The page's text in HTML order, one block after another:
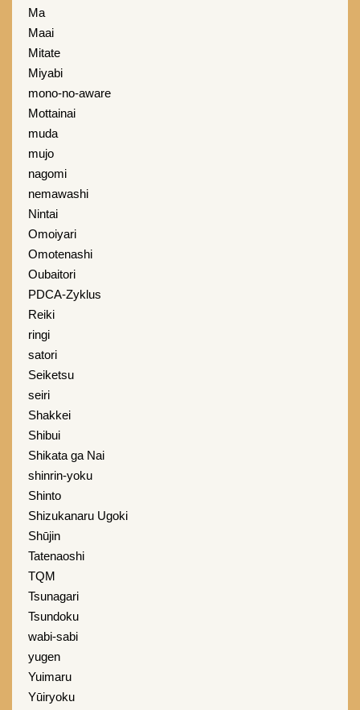
Ma
Maai
Mitate
Miyabi
mono-no-aware
Mottainai
muda
mujo
nagomi
nemawashi
Nintai
Omoiyari
Omotenashi
Oubaitori
PDCA-Zyklus
Reiki
ringi
satori
Seiketsu
seiri
Shakkei
Shibui
Shikata ga Nai
shinrin-yoku
Shinto
Shizukanaru Ugoki
Shūjin
Tatenaoshi
TQM
Tsunagari
Tsundoku
wabi-sabi
yugen
Yuimaru
Yūiryoku